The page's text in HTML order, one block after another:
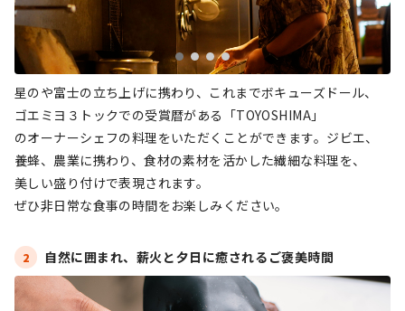
星のや富士の立ち上げに携わり、これまでボキューズドール、
ゴエミヨ３トックでの受賞暦がある「TOYOSHIMA」
のオーナーシェフの料理をいただくことができます。ジビエ、
養蜂、農業に携わり、食材の素材を活かした繊細な料理を、
美しい盛り付けで表現されます。
ぜひ非日常な食事の時間をお楽しみください。
2 自然に囲まれ、薪火と夕日に癒されるご褒美時間